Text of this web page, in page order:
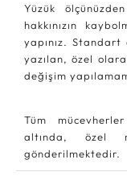
Yüzük
hakkınızın
yapınız. Standart
yazılan, özel
değişim
Tüm
altında, özel
gönderilmektedir.